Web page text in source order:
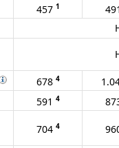
457 1
678 4
591 4
704 4